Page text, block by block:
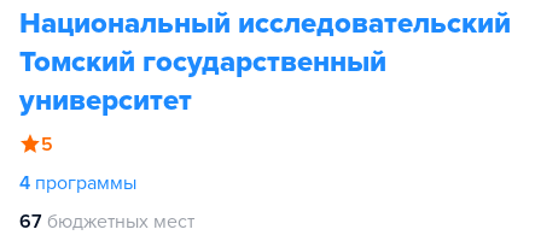
Национальный исследовательский
Томский государственный
университет
5
4 программы
67 бюджетных мест